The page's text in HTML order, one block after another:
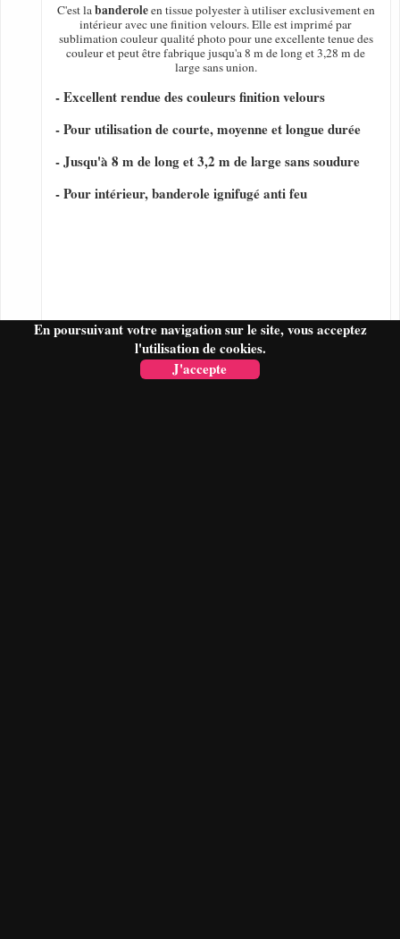
En poursuivant votre navigation sur le site, vous acceptez
l'utilisation de cookies.
J'accepte
C'est labanderoleen tissue polyester à utiliser exclusivement en
intérieur avec une finition velours. Elle est imprimé par
sublimation couleur qualité photo pour une excellente tenue des
couleur et peut être fabrique jusqu'a 8 m de long et 3,28 m de
large sans union.
- Excellent rendue des couleurs finition velours
- Pour utilisation de courte, moyenne et longue durée
- Jusqu'à 8 m de long et 3,2 m de large sans soudure
- Pour intérieur, banderole ignifugé anti feu